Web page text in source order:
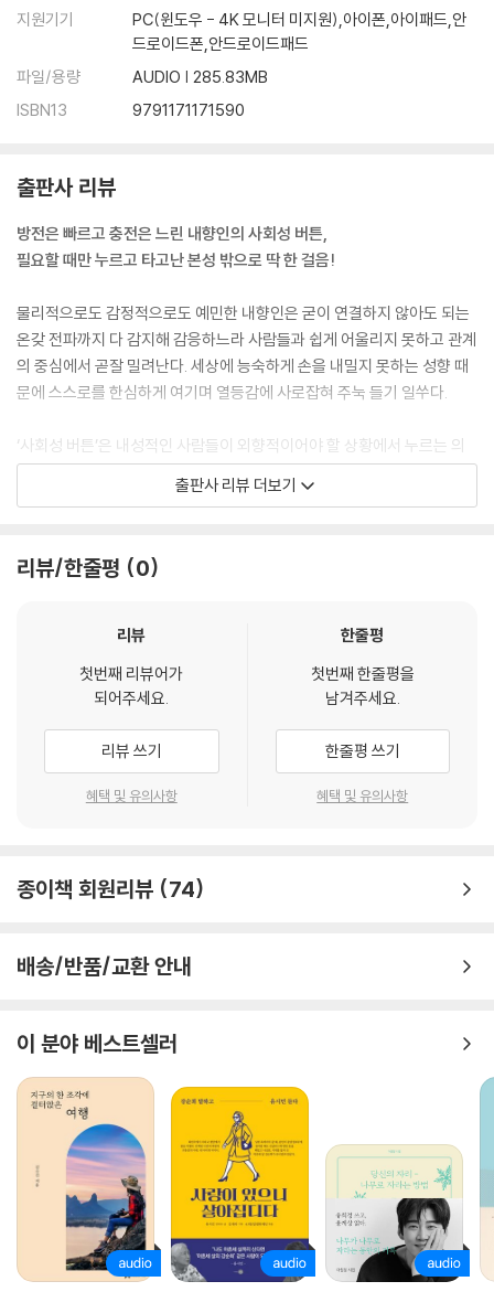
지원기기
PC(윈도우 - 4K 모니터 미지원),아이폰,아이패드,안
드로이드폰,안드로이드패드
파일/용량
AUDIO | 285.83MB
ISBN13
9791171171590
출판사 리뷰
방전은 빠르고 충전은 느린 내향인의 사회성 버튼,
필요할 때만 누르고 타고난 본성 밖으로 딱 한 걸음!
물리적으로도 감정적으로도 예민한 내향인은 굳이 연결하지 않아도 되는
온갖 전파까지 다 감지해 감응하느라 사람들과 쉽게 어울리지 못하고 관계
의 중심에서 곧잘 밀려난다. 세상에 능숙하게 손을 내밀지 못하는 성향 때
문에 스스로를 한심하게 여기며 열등감에 사로잡혀 주눅 들기 일쑤다.
‘사회성 버튼’은 내성적인 사람들이 외향적이어야 할 상황에서 누르는 의
식 속의 ‘외향성 ON’ 버튼이다. 이 버튼을 누른 상태에서 내향인의 에너지
는 빠르게 방전되지만, 이는 내향인이 원만한 사회관계를 맺어가기 위해
로 그럴 때는 강제로 사회성을 짜내려 하지 말고 에너지가 충분히 충전될
남인숙은 어른이 되어 유사시에 유용한 사회성 버튼을 쥐게 되었다는 것은
해주는 것들은 대체로 ‘관계’ 안에 있기 때문이기도 하고, 무엇보다 수없이
본성을 거스르는 용기를 내고서 얻은 트로피이기 때문이다. 그러나 내향인
에게 이 버튼을 누르는 일은 내향성을 극복하고 외향인으로 거듭나기 위함
이 아니다. 외향적인 태도가 대체로 상대를 편안하게 해줄 확률이 높으므
로 몸에 익혀두는 예의와 배려이다. 더욱이 필요할 때는 이 버튼을 누른 채
성격 때문이라는 핑계 없이, 남에게 휘둘리는 일도 없이,
알고 보면 사회화 부담은 내향인만 지는 것은 아니다. 사람은 ‘사회’와 ‘관
들이 필요 이상의 간섭으로 여기는 저지선을 지켜야 하는데, 본능적으로
타인의 기분을 살펴 그 선의 위치를 직감하는 내향인에 비해 외향인은 둔
감해 무례한 사람으로 배척되기 쉬운 탓이다. 그래서 내향인의 사회화는
굳게 닫힌 문의 빗장을 푸는 방향으로, 외향인의 사회화는 활짝 열린 문에
빗장을 거는 방향으로 진행된다. 즉 내향인은 외향인을, 외향인은 내향인
을 닮아가는 과정이 사회화인 것이다.
남인숙은 어느 쪽이든 자신이 타고난 성향에 극단적으로 주저앉는 것은 어
른의 일이 아니라고 이야기한다. 자기 성향을 알고 그 성향대로 살아간다
출판사 리뷰 더보기
리뷰/한줄평 0
리뷰
첫번째 리뷰어가
되어주세요.
리뷰 쓰기
혜택 및 유의사항
한줄평
첫번째 한줄평을
남겨주세요.
한줄평 쓰기
혜택 및 유의사항
종이책 회원리뷰 74
배송/반품/교환 안내
이 분야 베스트셀러